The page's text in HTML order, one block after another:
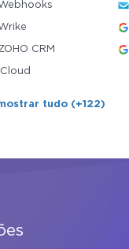
CRM
tudo (+122)